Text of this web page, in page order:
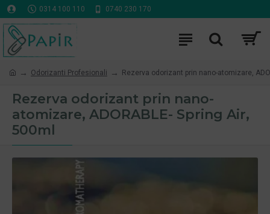
0314 100 110 0740 230 170
Odorizanti Profesionali Rezerva odorizant prin nano-atomizare,
Rezerva odorizant prin nano-
atomizare, ADORABLE- Spring Air,
500ml